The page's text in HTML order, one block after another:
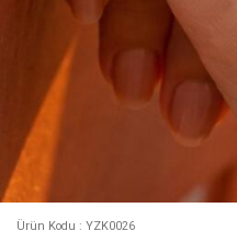
Ürün Kodu : YZK0026